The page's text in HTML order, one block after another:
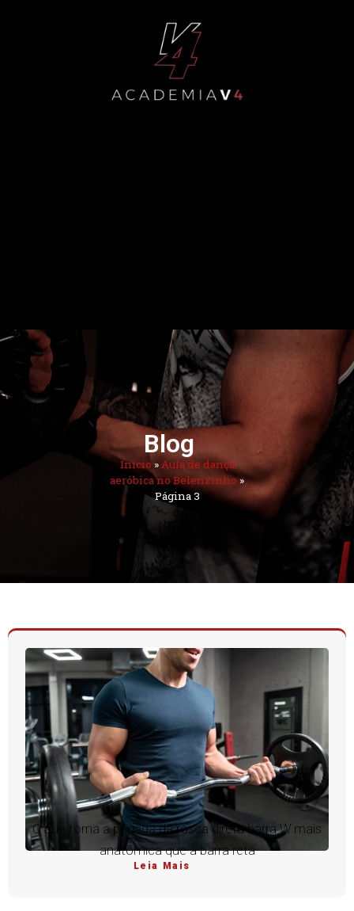
Blog
Início»Aula de dança
aeróbica no Belenzinho»
Página 3
O que torna a pegada da rosca direta barra W mais
anatômica que a barra reta
Leia Mais